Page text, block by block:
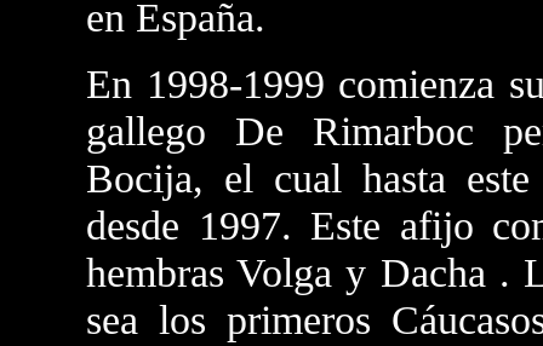
en España.
En 1998-1999 comienza
gallego De Rimarboc
Bocija, el cual hasta
desde 1997. Este afijo
hembras Volga y Dacha .
sea los primeros